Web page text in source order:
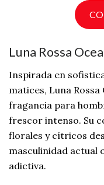
Luna Rossa
Inspirada en
matices, Luna Rossa
fragancia para
frescor intenso. Su
florales y cítricos
masculinidad actual
adictiva.